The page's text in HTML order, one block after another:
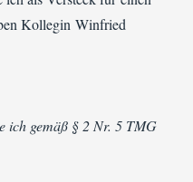
Kollegin Winfried
ich gemäß § 2 Nr. 5 TMG